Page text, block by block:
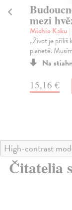
mezi
Michio Kaku
„Život je příliš
planetě.
Na
15,16 €
High-contrast
Čitatelia